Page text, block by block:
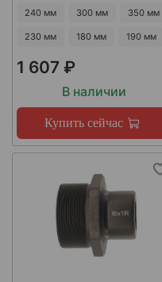
240 мм 300 мм 350 мм
230 мм 180 мм 190 мм
1 607 ₽
В наличии
Купить сейчас